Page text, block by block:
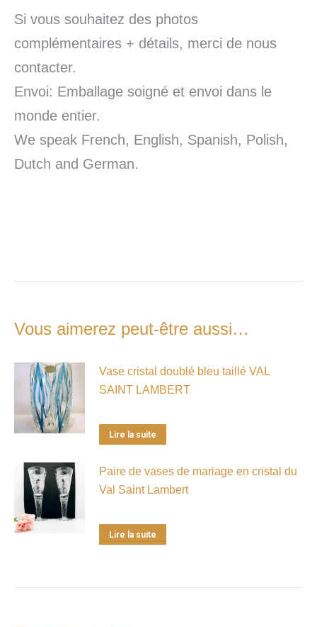
Si vous souhaitez des photos
complémentaires + détails, merci de nous
contacter.
Envoi: Emballage soigné et envoi dans le
monde entier.
We speak French, English, Spanish, Polish,
Dutch and German.
Vous aimerez peut-être aussi…
Vase cristal doublé bleu taillé VAL
SAINT LAMBERT
Lire la suite
Paire de vases de mariage en cristal du
Val Saint Lambert
Lire la suite